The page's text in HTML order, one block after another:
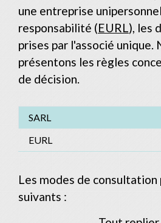
une entreprise
responsabilité (EURL), les
prises par l'associé unique.
présentons les règles
de décision.
SARL
EURL
Les modes de consultation
suivants :